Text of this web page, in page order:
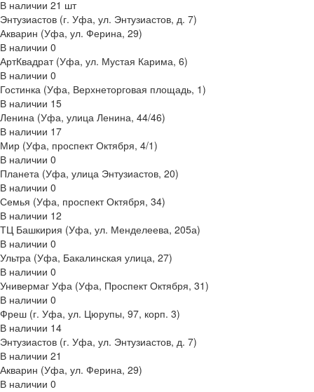
В наличии 21 шт
Энтузиастов (г. Уфа, ул. Энтузиастов, д. 7)
Акварин (Уфа, ул. Ферина, 29)
В наличии 0
АртКвадрат (Уфа, ул. Мустая Карима, 6)
В наличии 0
Гостинка (Уфа, Верхнеторговая площадь, 1)
В наличии 15
Ленина (Уфа, улица Ленина, 44/46)
В наличии 17
Мир (Уфа, проспект Октября, 4/1)
В наличии 0
Планета (Уфа, улица Энтузиастов, 20)
В наличии 0
Семья (Уфа, проспект Октября, 34)
В наличии 12
ТЦ Башкирия (Уфа, ул. Менделеева, 205а)
В наличии 0
Ультра (Уфа, Бакалинская улица, 27)
В наличии 0
Универмаг Уфа (Уфа, Проспект Октября, 31)
В наличии 0
Фреш (г‌. Уфа, ул. Цюрупы, 97, корп. 3)
В наличии 14
Энтузиастов (г. Уфа, ул. Энтузиастов, д. 7)
В наличии 21
Акварин (Уфа, ул. Ферина, 29)
В наличии 0